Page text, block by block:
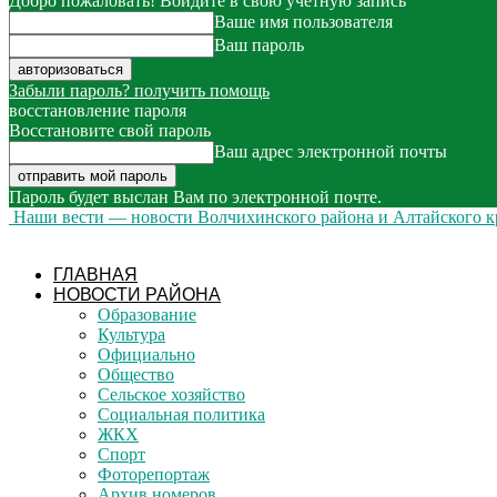
Ваше имя пользователя
Ваш пароль
Забыли пароль? получить помощь
восстановление пароля
Восстановите свой пароль
Ваш адрес электронной почты
Пароль будет выслан Вам по электронной почте.
Наши вести — новости Волчихинского района и Алтайского
ГЛАВНАЯ
НОВОСТИ РАЙОНА
Образование
Культура
Официально
Общество
Сельское хозяйство
Социальная политика
ЖКХ
Спорт
Фоторепортаж